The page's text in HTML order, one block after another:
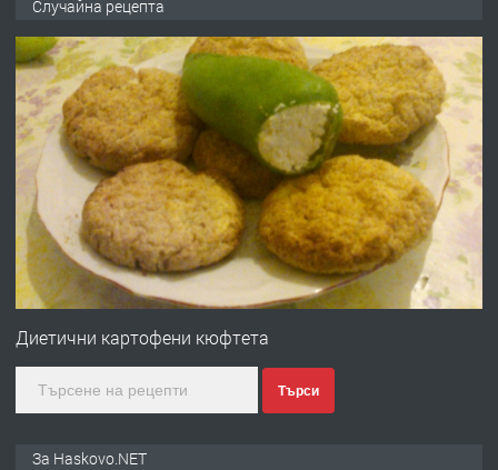
АПАРТАМЕНТ В ЦЕНТЪРА НА ГР.
ХАСКОВО
преди 2 дни
ПРЕДЛАГА Давам гараж под наем
преди 2 дни
ПРЕДЛАГА
№4120 Магазин/Офис под наем в кв.
градската градина!
Случайна рецепта
Диетични картофени кюфтета
Търси
За Haskovo.NET